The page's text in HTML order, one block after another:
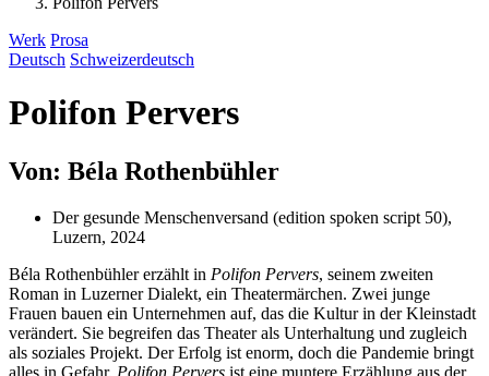
Werk Prosa
Deutsch Schweizerdeutsch
Polifon Pervers
Von: Béla Rothenbühler
Der gesunde Menschenversand (edition spoken script 50),
Luzern, 2024
Béla Rothenbühler erzählt in Polifon Pervers, seinem zweiten
Roman in Luzerner Dialekt, ein Theatermärchen. Zwei junge
Frauen bauen ein Unternehmen auf, das die Kultur in der Kleinstadt
verändert. Sie begreifen das Theater als Unterhaltung und zugleich
als soziales Projekt. Der Erfolg ist enorm, doch die Pandemie bringt
alles in Gefahr. Polifon Pervers ist eine muntere Erzählung aus der